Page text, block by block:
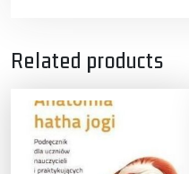
Related products